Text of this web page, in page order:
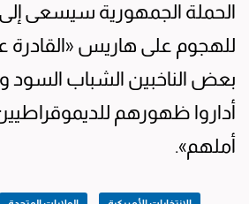
الحملة الجمهورية سيسعى إلى
للهجوم على هاريس «القادرة
بعض الناخبين الشباب السود
أداروا ظهورهم
أملهم».